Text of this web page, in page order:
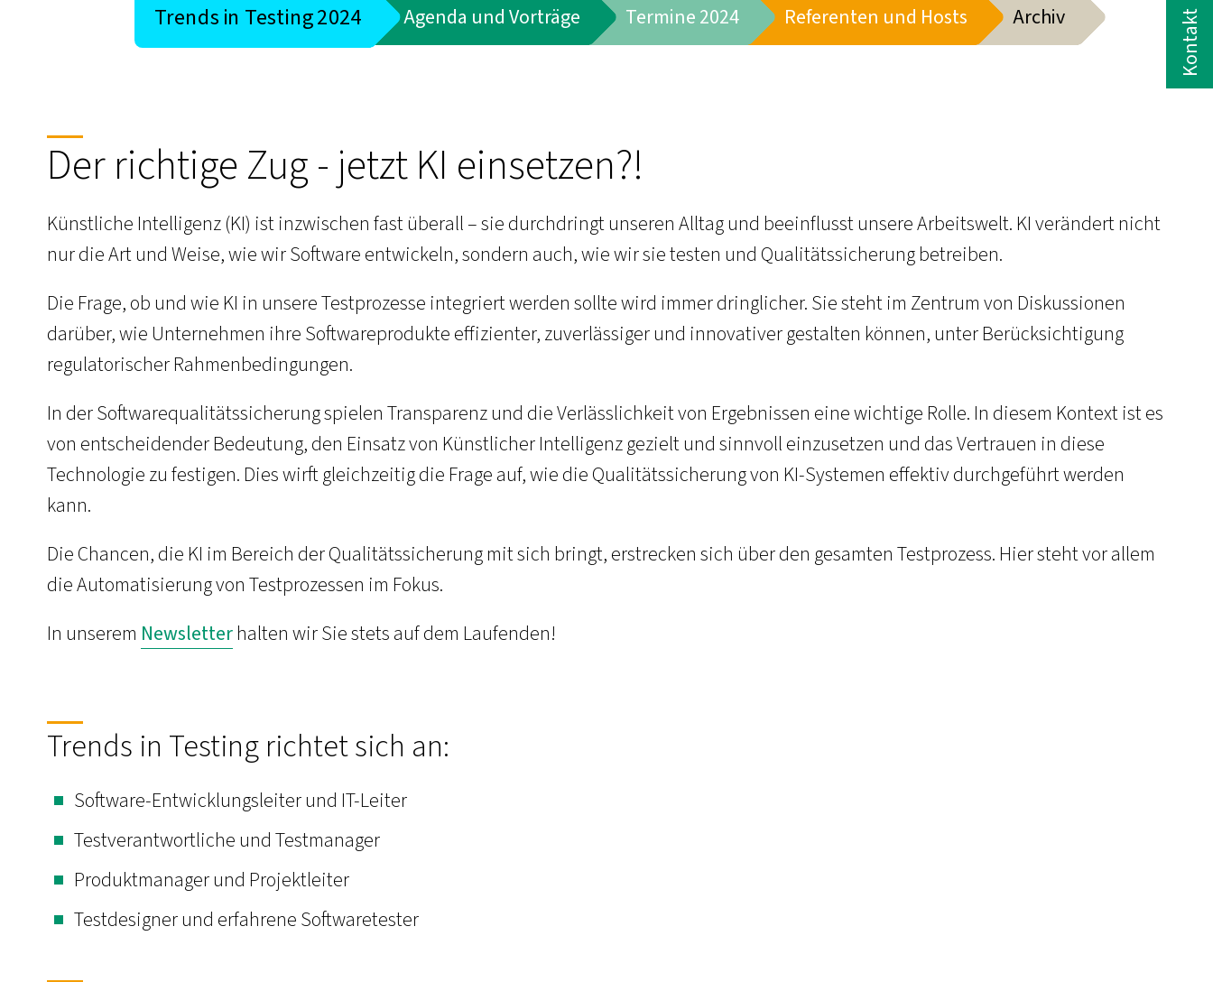
Trends in Testing 2024 Agenda und Vorträge Termine 2024 Referenten und Hosts Archiv
Der richtige Zug - jetzt KI einsetzen?!
Künstliche Intelligenz (KI) ist inzwischen fast überall – sie durchdringt unseren Alltag und beeinflusst unsere Arbeitswelt. KI verändert nicht
nur die Art und Weise, wie wir Software entwickeln, sondern auch, wie wir sie testen und Qualitätssicherung betreiben.
Die Frage, ob und wie KI in unsere Testprozesse integriert werden sollte wird immer dringlicher. Sie steht im Zentrum von Diskussionen
darüber, wie Unternehmen ihre Softwareprodukte effizienter, zuverlässiger und innovativer gestalten können, unter Berücksichtigung
regulatorischer Rahmenbedingungen.
In der Softwarequalitätssicherung spielen Transparenz und die Verlässlichkeit von Ergebnissen eine wichtige Rolle. In diesem Kontext ist es
von entscheidender Bedeutung, den Einsatz von Künstlicher Intelligenz gezielt und sinnvoll einzusetzen und das Vertrauen in diese
Technologie zu festigen. Dies wirft gleichzeitig die Frage auf, wie die Qualitätssicherung von KI-Systemen effektiv durchgeführt werden
kann.
Die Chancen, die KI im Bereich der Qualitätssicherung mit sich bringt, erstrecken sich über den gesamten Testprozess. Hier steht vor allem
die Automatisierung von Testprozessen im Fokus.
In unserem Newsletterhalten wir Sie stets auf dem Laufenden!
Trends in Testing richtet sich an:
Software-Entwicklungsleiter und IT-Leiter
Testverantwortliche und Testmanager
Produktmanager und Projektleiter
Testdesigner und erfahrene Softwaretester
Kontakt